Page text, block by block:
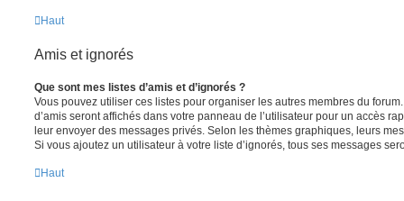
Haut
Amis et ignorés
Que sont mes listes d’amis et d’ignorés ?
Vous pouvez utiliser ces listes pour organiser les autres membres du
d’amis seront affichés dans votre panneau de l’utilisateur pour un accès
leur envoyer des messages privés. Selon les thèmes graphiques, leurs
Si vous ajoutez un utilisateur à votre liste d’ignorés, tous ses messages
Haut